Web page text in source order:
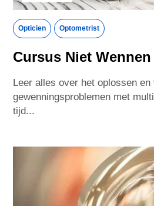
Netherlands
Opticien Optometrist
Cursus Niet Wennen
Leer alles over het oplossen
gewenningsproblemen met
tijd...